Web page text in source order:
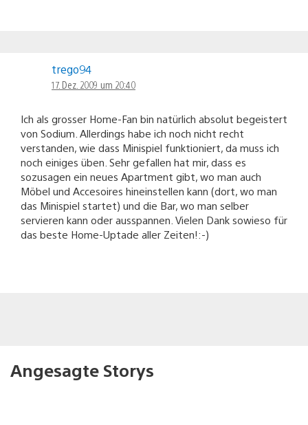
trego94
17. Dez. 2009 um 20:40
Ich als grosser Home-Fan bin natürlich absolut begeistert
von Sodium. Allerdings habe ich noch nicht recht
verstanden, wie dass Minispiel funktioniert, da muss ich
noch einiges üben. Sehr gefallen hat mir, dass es
sozusagen ein neues Apartment gibt, wo man auch
Möbel und Accesoires hineinstellen kann (dort, wo man
das Minispiel startet) und die Bar, wo man selber
servieren kann oder ausspannen. Vielen Dank sowieso für
das beste Home-Uptade aller Zeiten!:-)
Angesagte Storys